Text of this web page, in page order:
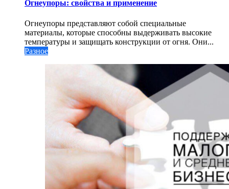
Огнеупоры: свойства и применение
Огнеупоры представляют собой специальные
материалы, которые способны выдерживать высокие
температуры и защищать конструкции от огня. Они...
Разное